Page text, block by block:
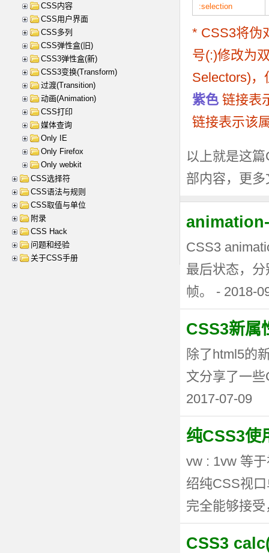
:selection
* CSS3将伪
号(:)修改为
Selectors)
紫色 链接表
链接表示该
以上就是这
部内容，更
CSS3
最后状态，
帧。 - 2018-
CSS3新属
除了html5的
文分享了一
2017-07-09
纯CSS3使
vw : 1vw 等
绍纯CSS视
完全能够接
CSS3
CSS内容
CSS用户界面
CSS多列
CSS弹性盒(旧)
CSS3弹性盒(新)
CSS3变换(Transform)
过渡(Transition)
动画(Animation)
CSS打印
媒体查询
Only IE
Only Firefox
Only webkit
CSS选择符
CSS语法与规则
CSS取值与单位
附录
CSS Hack
问题和经验
关于CSS手册